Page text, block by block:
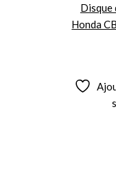
Disque
Honda